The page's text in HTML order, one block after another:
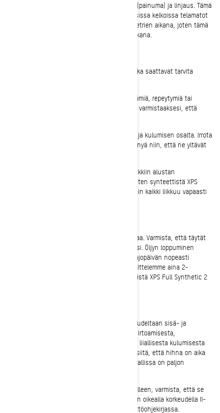
profiiliharjoja. Tarkista myös telamaton kireys (painuma) ja linjaus. Tämä
prosessi on kuvattu käyttöohjekirjassasi. Uusissa kelkoissa telamatot
venyvät yleensä ensimmäisten satojen kilometrien aikana, joten tämä
on "pakollinen" osa tarkistuslistaa kauden aikana.
Telaston jousituksessa on useita alueita, jotka saattavat tarvita
Takatukipyörät: Katso, onko kumissa repeämiä, repeytymiä tai
lohkeamia, ja pyöritä jokaista pyörää käsin varmistaaksesi, että
Jääraapijat: Tarkista jääraapijat vaurioiden ja kulumisen osalta. Irrota
jääraapijat pidikkeistään ja anna niiden venyä niin, että ne yltävät
Rungon/takajousituksen voitelu: Käytä kaikkiin alustan
voitelupisteisiin matalalämpötilarasvaa, kuten synteettistä XPS
Synthetic Suspension -jousitusrasvaa. Näin kaikki liikkuu vapaasti
Tämä on tarkistettava ennen jokaista ajokertaa. Varmista, että täytät
tuorevoiteluöljysäiliön ennen liikkeelle lähtöäsi. Öljyn loppuminen
vahingoittaa moottoria ja muuttaa hauskan ajopäivän nopeasti
pitkäksi kävelymatkaksi takaisin autolle. Suosittelemme aina 2-
tahtimoottoreille tarkoitettua täysin synteettistä XPS Full Synthetic 2
Irrota variaattorihihna ja tarkista se koko pituudeltaan sisä- ja
ulkopuolelta vaurioiden varalta. Etsi merkkejä irtoamisesta,
rispaantuneista reunoista, lasittumisesta tai liiallisesta kulumisesta
(kaventumisesta). Nämä ovat hyviä merkkejä siitä, että hihna on aika
vaihtaa. Kuluneen hihnan vaihtaminen autotallissa on paljon
Kun asennat variaattorihihnan takaisin paikalleen, varmista, että se
on asetettu oikeaan kireyteen (painuma) ja on oikealla korkeudella II-
variaattorissa. Tämä prosessi on kuvattu käyttöohjekirjassa.